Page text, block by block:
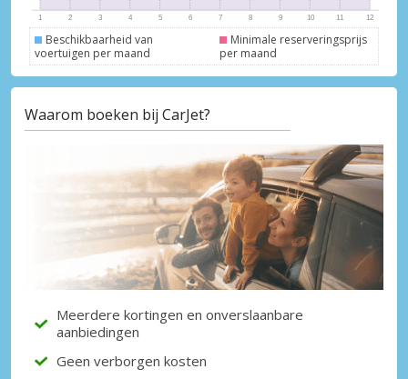
Beschikbaarheid van
voertuigen per maand
Minimale reserveringsprijs
per maand
Waarom boeken bij CarJet?
Meerdere kortingen en onverslaanbare
aanbiedingen
Geen verborgen kosten